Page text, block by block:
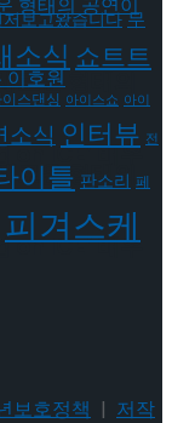
운 형태의
on ICE’ 배우
로운 형태의
on ICE’ 배우
보고왔습니다 무
소식쇼트트
스댄싱 아이스쇼 아이
소식 인터뷰 전
이틀 판소리 페
피겨스케
보호정책 | 저작